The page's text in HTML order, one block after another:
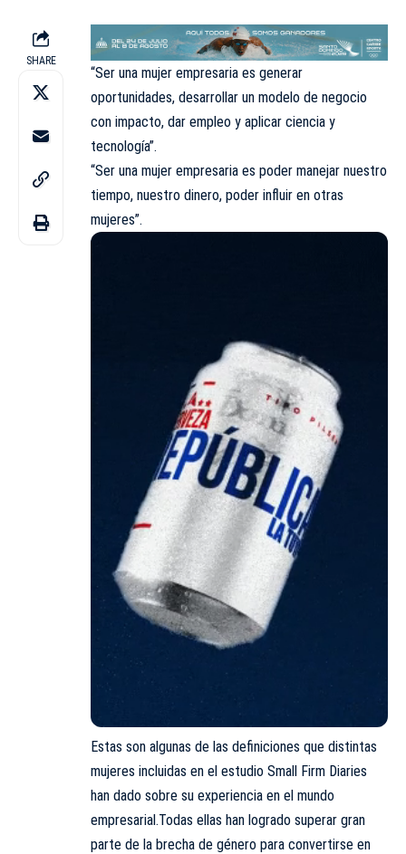
SHARE
“Ser una mujer empresaria es generar
oportunidades, desarrollar un modelo de negocio
con impacto, dar empleo y aplicar ciencia y
tecnología”.
“Ser una mujer empresaria es poder manejar nuestro
tiempo, nuestro dinero, poder influir en otras
mujeres”.
Estas son algunas de las definiciones que distintas
mujeres incluidas en el estudio Small Firm Diaries
han dado sobre su experiencia en el mundo
empresarial.Todas ellas han logrado superar gran
parte de la brecha de género para convertirse en